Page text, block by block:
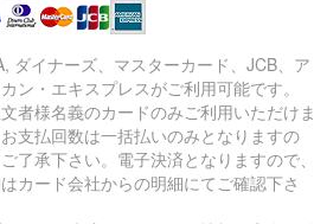
ダイナーズ、マスターカード、JCB、ア
ン・エキスプレスがご利用可能です。
者様名義のカードのみご利用いただけま
支払回数は一括払いのみとなりますの
了承下さい。電子決済となりますので、
カード会社からの明細にてご確認下さ